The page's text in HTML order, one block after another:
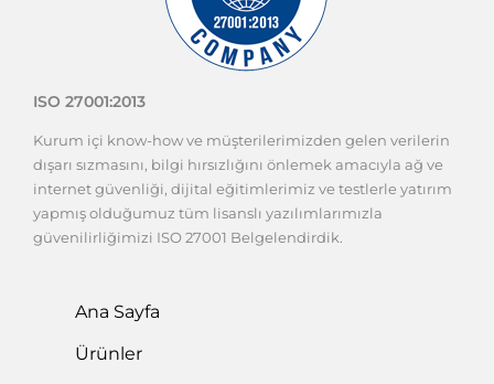
ISO 27001:2013
Kurum içi know-how ve müşterilerimizden gelen verilerin
dışarı sızmasını, bilgi hırsızlığını önlemek amacıyla ağ ve
internet güvenliği, dijital eğitimlerimiz ve testlerle yatırım
yapmış olduğumuz tüm lisanslı yazılımlarımızla
güvenilirliğimizi ISO 27001 Belgelendirdik.
Ana Sayfa
Ürünler